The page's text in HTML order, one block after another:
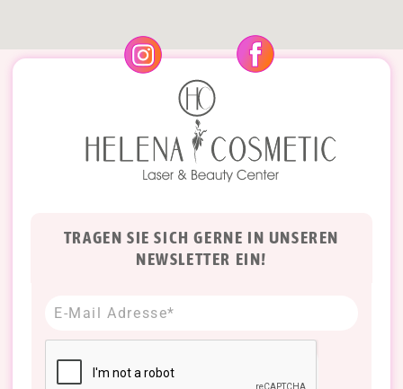
TRAGEN SIE SICH GERNE IN UNSEREN
NEWSLETTER EIN!